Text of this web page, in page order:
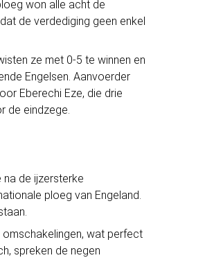
won alle acht de
de verdediging geen enkel
ze met 0-5 te winnen en
Engelsen. Aanvoerder
Eberechi Eze, die drie
de eindzege.
na de ijzersterke
ploeg van Engeland.
wat perfect
spreken de negen